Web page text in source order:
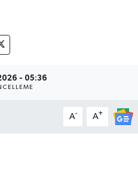
- 05:36
A- A+
ve Fikstür